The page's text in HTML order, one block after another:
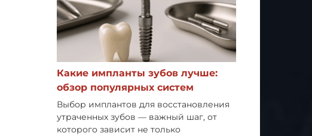
Какие импланты зубов лучше:
обзор популярных систем
Выбор имплантов для восстановления
утраченных зубов — важный шаг, от
которого зависит не только